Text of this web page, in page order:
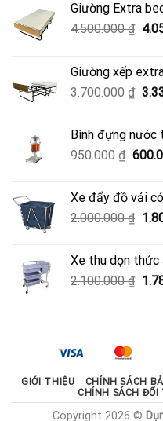
Giường Extra
4.500.000₫ Giá
Giường xếp
3.700.000₫ Giá
Bình đựng nước
950.000₫ Giá
Xe đẩy đồ vải
2.000.000₫ Giá
Xe thu dọn thức
2.100.000₫ Giá
GIỚI THIỆU CHÍNH SÁCH
CHÍNH SÁCH ĐỔI
Copyright 2026 ©